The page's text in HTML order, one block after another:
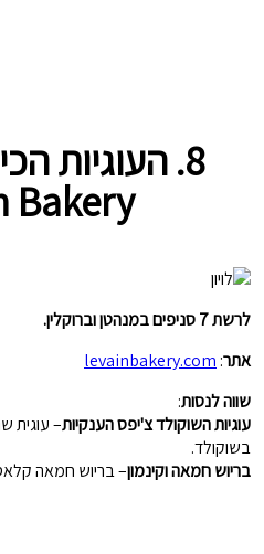
8. העוגיות הכי טובות בעיר
Bakery
לרשת 7 סניפים במנהטן וברוקלין.
אתר:
levainbakery.com
שווה לנסות:
עוגיות השוקולד צ'יפס הענקיות– עוגית
בשוקולד.
בריוש חמאה וקינמון– בריוש חמאה